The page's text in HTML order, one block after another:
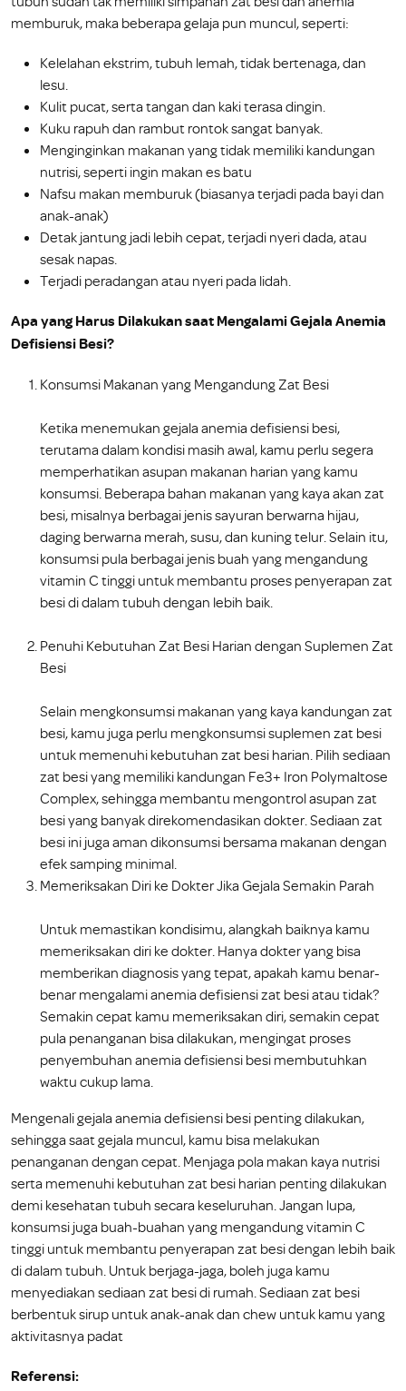
memburuk, maka beberapa gelaja pun muncul, seperti:
Kelelahan ekstrim, tubuh lemah, tidak bertenaga, dan
lesu.
Kulit pucat, serta tangan dan kaki terasa dingin.
Kuku rapuh dan rambut rontok sangat banyak.
Menginginkan makanan yang tidak memiliki kandungan
nutrisi, seperti ingin makan es batu
Nafsu makan memburuk (biasanya terjadi pada bayi dan
anak-anak)
Detak jantung jadi lebih cepat, terjadi nyeri dada, atau
sesak napas.
Terjadi peradangan atau nyeri pada lidah.
Apa yang Harus Dilakukan saat Mengalami Gejala Anemia
Defisiensi Besi?
Konsumsi Makanan yang Mengandung Zat Besi
Ketika menemukan gejala anemia defisiensi besi,
terutama dalam kondisi masih awal, kamu perlu segera
memperhatikan asupan makanan harian yang kamu
konsumsi. Beberapa bahan makanan yang kaya akan zat
besi, misalnya berbagai jenis sayuran berwarna hijau,
daging berwarna merah, susu, dan kuning telur. Selain itu,
konsumsi pula berbagai jenis buah yang mengandung
vitamin C tinggi untuk membantu proses penyerapan zat
besi di dalam tubuh dengan lebih baik.
Penuhi Kebutuhan Zat Besi Harian dengan Suplemen Zat
Besi
Selain mengkonsumsi makanan yang kaya kandungan zat
besi, kamu juga perlu mengkonsumsi suplemen zat besi
untuk memenuhi kebutuhan zat besi harian. Pilih sediaan
zat besi yang memiliki kandungan Fe3+ Iron Polymaltose
Complex, sehingga membantu mengontrol asupan zat
besi yang banyak direkomendasikan dokter. Sediaan zat
besi ini juga aman dikonsumsi bersama makanan dengan
efek samping minimal.
Memeriksakan Diri ke Dokter Jika Gejala Semakin Parah
Untuk memastikan kondisimu, alangkah baiknya kamu
memeriksakan diri ke dokter. Hanya dokter yang bisa
memberikan diagnosis yang tepat, apakah kamu benar-
benar mengalami anemia defisiensi zat besi atau tidak?
Semakin cepat kamu memeriksakan diri, semakin cepat
pula penanganan bisa dilakukan, mengingat proses
penyembuhan anemia defisiensi besi membutuhkan
waktu cukup lama.
Mengenali gejala anemia defisiensi besi penting dilakukan,
sehingga saat gejala muncul, kamu bisa melakukan
penanganan dengan cepat. Menjaga pola makan kaya nutrisi
serta memenuhi kebutuhan zat besi harian penting dilakukan
demi kesehatan tubuh secara keseluruhan. Jangan lupa,
konsumsi juga buah-buahan yang mengandung vitamin C
tinggi untuk membantu penyerapan zat besi dengan lebih baik
di dalam tubuh. Untuk berjaga-jaga, boleh juga kamu
menyediakan sediaan zat besi di rumah. Sediaan zat besi
berbentuk sirup untuk anak-anak dan chew untuk kamu yang
aktivitasnya padat
Referensi: